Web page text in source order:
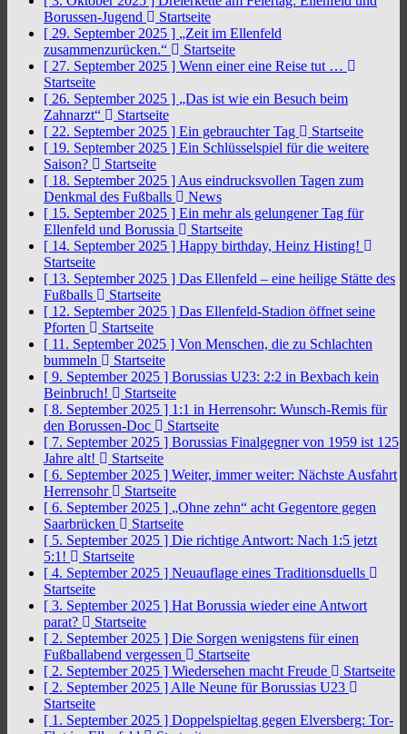
Borussen-Jugend
Startseite
[ 29. September 2025 ] „Zeit im Ellenfeld
zusammenzurücken.“
Startseite
[ 27. September 2025 ] Wenn einer eine Reise tut …
Startseite
[ 26. September 2025 ] „Das ist wie ein Besuch beim
Zahnarzt“
Startseite
[ 22. September 2025 ] Ein gebrauchter Tag
Startseite
[ 19. September 2025 ] Ein Schlüsselspiel für die weitere
Saison?
Startseite
[ 18. September 2025 ] Aus eindrucksvollen Tagen zum
Denkmal des Fußballs
News
[ 15. September 2025 ] Ein mehr als gelungener Tag für
Ellenfeld und Borussia
Startseite
[ 14. September 2025 ] Happy birthday, Heinz Histing!
Startseite
[ 13. September 2025 ] Das Ellenfeld – eine heilige Stätte des
Fußballs
Startseite
[ 12. September 2025 ] Das Ellenfeld-Stadion öffnet seine
Pforten
Startseite
[ 11. September 2025 ] Von Menschen, die zu Schlachten
bummeln
Startseite
[ 9. September 2025 ] Borussias U23: 2:2 in Bexbach kein
Beinbruch!
Startseite
[ 8. September 2025 ] 1:1 in Herrensohr: Wunsch-Remis für
den Borussen-Doc
Startseite
[ 7. September 2025 ] Borussias Finalgegner von 1959 ist 125
Jahre alt!
Startseite
[ 6. September 2025 ] Weiter, immer weiter: Nächste Ausfahrt
Herrensohr
Startseite
[ 6. September 2025 ] „Ohne zehn“ acht Gegentore gegen
Saarbrücken
Startseite
[ 5. September 2025 ] Die richtige Antwort: Nach 1:5 jetzt
5:1!
Startseite
[ 4. September 2025 ] Neuauflage eines Traditionsduells
Startseite
[ 3. September 2025 ] Hat Borussia wieder eine Antwort
parat?
Startseite
[ 2. September 2025 ] Die Sorgen wenigstens für einen
Fußballabend vergessen
Startseite
[ 2. September 2025 ] Wiedersehen macht Freude
Startseite
[ 2. September 2025 ] Alle Neune für Borussias U23
Startseite
[ 1. September 2025 ] Doppelspieltag gegen Elversberg: Tor-